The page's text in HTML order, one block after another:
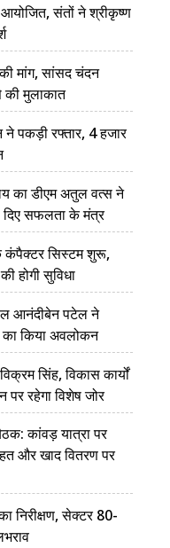
आयोजित, संतों ने श्रीकृष्ण
मांग, सांसद चंदन
की मुलाकात
ने पकड़ी रफ्तार, 4 हजार
का डीएम अतुल वत्स ने
दिए सफलता के मंत्र
कंपैक्टर सिस्टम शुरू,
होगी सुविधा
आनंदीबेन पटेल ने
का किया अवलोकन
सिंह, विकास कार्यों
रहेगा विशेष जोर
कांवड़ यात्रा पर
और खाद वितरण पर
निरीक्षण, सेक्टर 80-